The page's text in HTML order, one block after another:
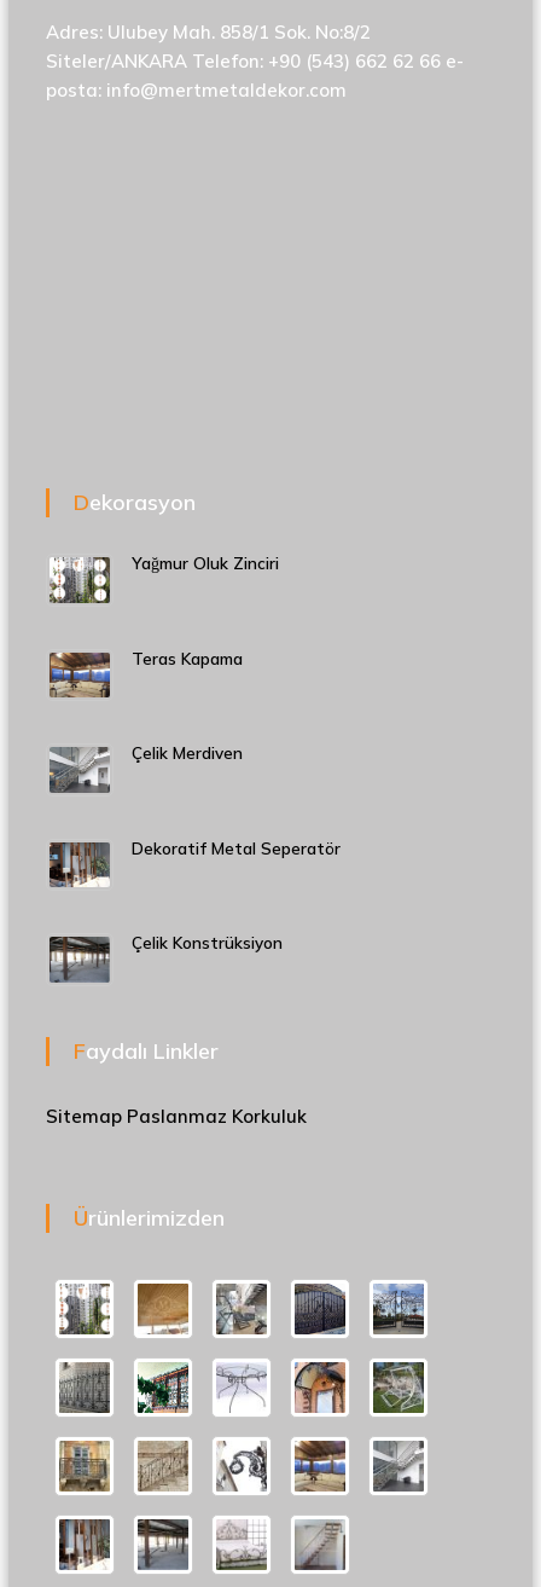
Adres: Ulubey Mah. 858/1 Sok. No:8/2
Siteler/ANKARA Telefon: +90 (543) 662 62 66 e-
posta: info@mertmetaldekor.com
Dekorasyon
Yağmur Oluk Zinciri
Teras Kapama
Çelik Merdiven
Dekoratif Metal Seperatör
Çelik Konstrüksiyon
Faydalı Linkler
Sitemap Paslanmaz Korkuluk
Ürünlerimizden